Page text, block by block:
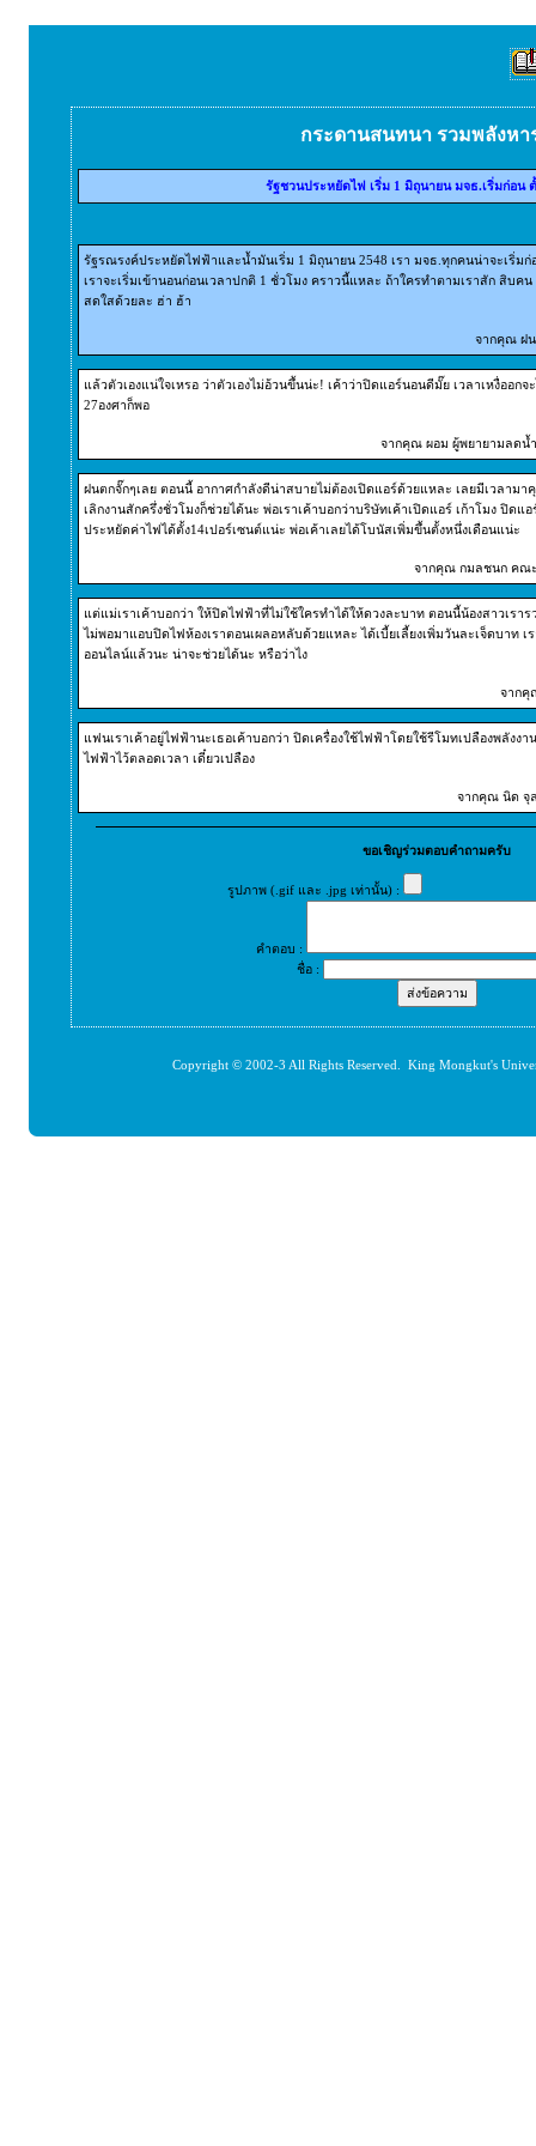
กระดานสนทนา รวมพลังหา
รัฐชวนประหยัดไฟ เริ่ม 1 มิถุนายน มจธ.เริ่มก่อน
รัฐรณรงค์ประหยัดไฟฟ้าและน้ำมันเริ่ม 1 มิถุนายน 2548 เรา มจธ.ทุกคนน่าจะเริ่ม
เราจะเริ่มเข้านอนก่อนเวลาปกติ 1 ชั่วโมง คราวนี้แหละ ถ้าใครทำตามเราสัก สิบ
สดใสด้วยละ ฮ่า ฮ้า
จากคุณ ฝน
แล้วตัวเองแน่ใจเหรอ ว่าตัวเองไม่อ้วนขึ้นน่ะ! เค้าว่าปิดแอร์นอนดีมั๊ย เวลาเหงื่ออ
27องศาก็พอ
จากคุณ ผอม ผู้พยายามลดน้
ฝนตกจั๊กๆเลย ตอนนี้ อากาศกำลังดีน่าสบายไม่ต้องเปิดแอร์ด้วยแหละ เลยมีเวลาม
เลิกงานสักครึ่งชั่วโมงก็ช่วยได้นะ พ่อเราเค้าบอกว่าบริษัทเค้าเปิดแอร์ เก้าโมง ปิดแ
ประหยัดค่าไฟได้ตั้ง14เปอร์เซนต์แน่ะ พ่อเค้าเลยได้โบนัสเพิ่มขึ้นตั้งหนึ่งเดือนแน่ะ
จากคุณ กมลชนก คณะ
แต่แม่เราเค้าบอกว่า ให้ปิดไฟฟ้าที่ไม่ใช้ใครทำได้ให้ดวงละบาท ตอนนี้น้องสาวเรา
ไม่พอมาแอบปิดไฟห้องเราตอนเผลอหลับด้วยแหละ ได้เบี้ยเลี้ยงเพิ่มวันละเจ็ดบาท เ
ออนไลน์แล้วนะ น่าจะช่วยได้นะ หรือว่าไง
จากคุ
แฟนเราเค้าอยู่ไฟฟ้านะเธอเค้าบอกว่า ปิดเครื่องใช้ไฟฟ้าโดยใช้รีโมทเปลืองพลังง
ไฟฟ้าไว้ตลอดเวลา เดี๋ยวเปลือง
จากคุณ นิด จุล
ขอเชิญร่วมตอบคำถามครับ
รูปภาพ (.gif และ .jpg เท่านั้น) :
คำตอบ :
ชื่อ :
Copyright © 2002-3 All Rights Reserved. King Mongkut's